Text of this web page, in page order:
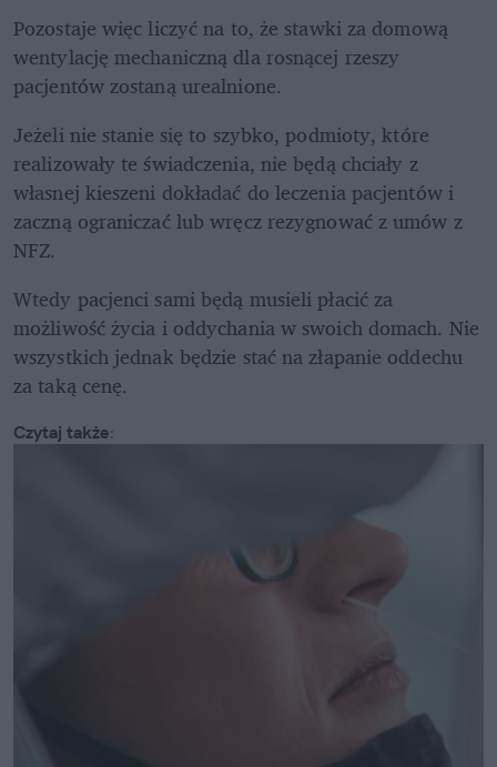
Pozostaje więc liczyć na to, że stawki za domową
wentylację mechaniczną dla rosnącej rzeszy
pacjentów zostaną urealnione.
Jeżeli nie stanie się to szybko, podmioty, które
realizowały te świadczenia, nie będą chciały z
własnej kieszeni dokładać do leczenia pacjentów i
zaczną ograniczać lub wręcz rezygnować z umów z
NFZ.
Wtedy pacjenci sami będą musieli płacić za
możliwość życia i oddychania w swoich domach. Nie
wszystkich jednak będzie stać na złapanie oddechu
za taką cenę.
Czytaj także: